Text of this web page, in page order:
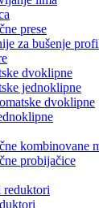
prese
za bušenje
dvoklipne
jednoklipne
dvoklipne
kombinovane
probijačice
reduktori